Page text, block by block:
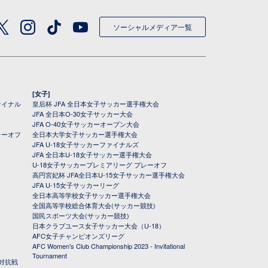
ソーシャルメディア一覧
ナル
オフ
抗戦
[女子]
皇后杯 JFA 全日本女子サッカー選手権大会
JFA 全日本O-30女子サッカー大会
JFA O-40女子サッカーオープン大会
全日本大学女子サッカー選手権大会
JFA U-18女子サッカーファイナルズ
JFA 全日本U-18女子サッカー選手権大会
U-18女子サッカープレミアリーグ プレーオフ
高円宮妃杯 JFA全日本U-15女子サッカー選手権大会
JFA U-15女子サッカーリーグ
全日本高等学校女子サッカー選手権大会
全国高等学校総合体育大会(サッカー競技)
国民スポーツ大会(サッカー競技)
日本クラブユース女子サッカー大会（U-18）
AFC女子チャンピオンズリーグ
AFC Women's Club Championship 2023 - Invitational
Tournament